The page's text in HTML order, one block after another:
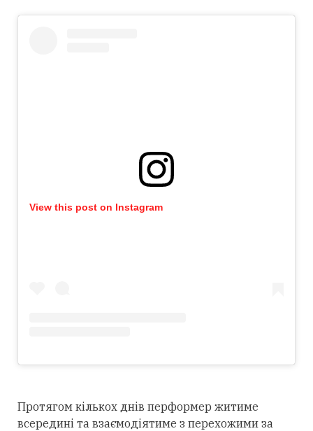
View this post on Instagram
Протягом кількох днів перформер житиме
всередині та взаємодіятиме з перехожими за